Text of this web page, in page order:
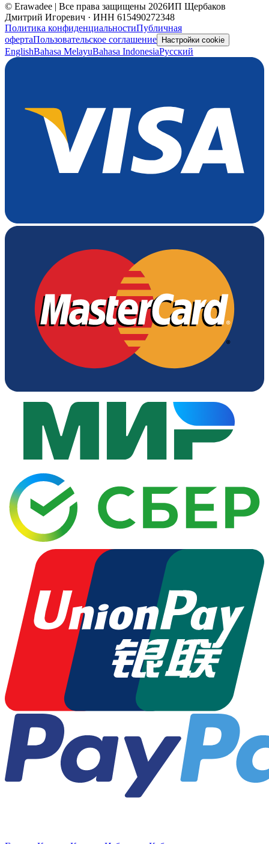
© Erawadee | Все права защищены 2026ИП Щербаков
Дмитрий Игоревич · ИНН 615490272348
Политика конфиденциальностиПубличная
офертаПользовательское соглашение Настройки cookie
EnglishBahasa MelayuBahasa IndonesiaРусский